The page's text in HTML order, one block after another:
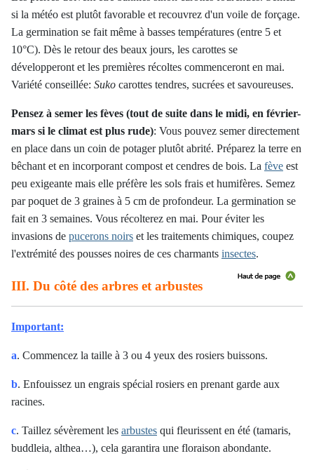
si la météo est plutôt favorable et recouvrez d'un voile de forçage.
La germination se fait même à basses températures (entre 5 et
10°C). Dès le retour des beaux jours, les carottes se
développeront et les premières récoltes commenceront en mai.
Variété conseillée: Suko carottes tendres, sucrées et savoureuses.
Pensez à semer les fèves (tout de suite dans le midi, en février-
mars si le climat est plus rude): Vous pouvez semer directement
en place dans un coin de potager plutôt abrité. Préparez la terre en
bêchant et en incorporant compost et cendres de bois. La fève est
peu exigeante mais elle préfère les sols frais et humifères. Semez
par poquet de 3 graines à 5 cm de profondeur. La germination se
fait en 3 semaines. Vous récolterez en mai. Pour éviter les
invasions de pucerons noirs et les traitements chimiques, coupez
l'extrémité des pousses noires de ces charmants insectes.
III. Du côté des arbres et arbustes
Important:
a. Commencez la taille à 3 ou 4 yeux des rosiers buissons.
b. Enfouissez un engrais spécial rosiers en prenant garde aux
racines.
c. Taillez sévèrement les arbustes qui fleurissent en été (tamaris,
buddleia, althea…), cela garantira une floraison abondante.